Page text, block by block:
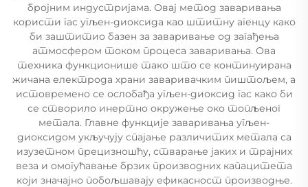
бројним индустријама. Овај метод заваривања
користи гас угљен-диоксида као штитну агенцу како
би заштитио базен за заваривање од загађења
атмосфером током процеса заваривања. Ова
техника функционише тако што се континуирана
жичана електрода храни заваривачким пиштољем, а
истовремено се ослобађа угљен-диоксид гас како би
се створило инертно окружење око топљеног
метала. Главне функције заваривања угљен-
диоксидом укључују спајање различитих метала са
изузетном прецизношћу, стварање јаких и трајних
веза и омогућавање брзих производних капацитета
који значајно побољшавају ефикасност производње.